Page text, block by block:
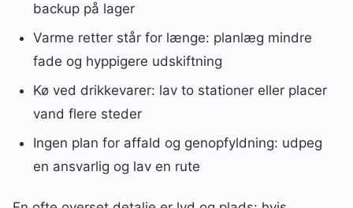
backup på lager
Varme retter står for længe: planlæg mindre
fade og hyppigere udskiftning
Kø ved drikkevarer: lav to stationer eller placer
vand flere steder
Ingen plan for affald og genopfyldning: udpeg
en ansvarlig og lav en rute